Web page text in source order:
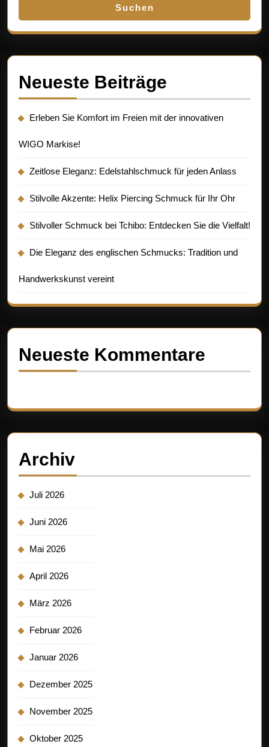
Suchen
Neueste Beiträge
Erleben Sie Komfort im Freien mit der innovativen
WIGO Markise!
Zeitlose Eleganz: Edelstahlschmuck für jeden Anlass
Stilvolle Akzente: Helix Piercing Schmuck für Ihr Ohr
Stilvoller Schmuck bei Tchibo: Entdecken Sie die Vielfalt!
Die Eleganz des englischen Schmucks: Tradition und
Handwerkskunst vereint
Neueste Kommentare
Archiv
Juli 2026
Juni 2026
Mai 2026
April 2026
März 2026
Februar 2026
Januar 2026
Dezember 2025
November 2025
Oktober 2025